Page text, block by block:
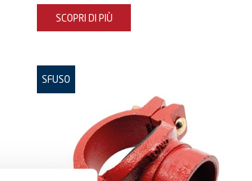
SCOPRI DI PIÙ
SFUSO